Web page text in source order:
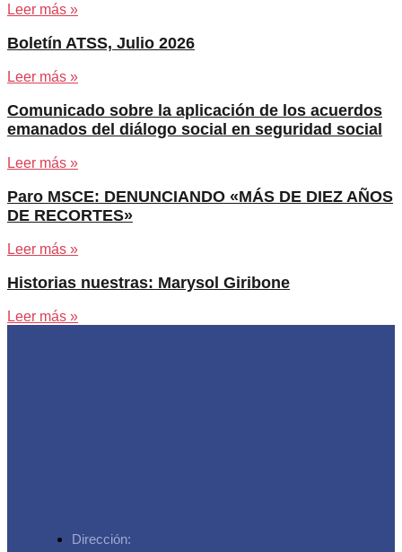
Leer más »
Boletín ATSS, Julio 2026
Leer más »
Comunicado sobre la aplicación de los acuerdos
emanados del diálogo social en seguridad social
Leer más »
Paro MSCE: DENUNCIANDO «MÁS DE DIEZ AÑOS
DE RECORTES»
Leer más »
Historias nuestras: Marysol Giribone
Leer más »
Dirección: